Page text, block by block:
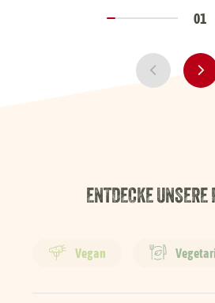
01
ENTDECKE UNSERE
Vegan